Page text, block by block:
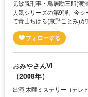
元敏腕刑事・鳥居勘三郎(渡
人気シリーズの第9弾。今
て青山ちはる(京野ことみ)
おみやさんVI
（2008年）
出演 木曜ミステリー（テレ